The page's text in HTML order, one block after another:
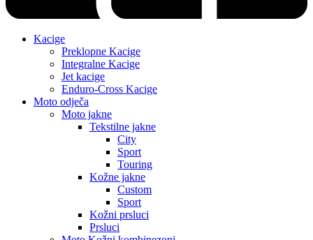
Kacige
Preklopne Kacige
Integralne Kacige
Jet kacige
Enduro-Cross Kacige
Moto odječa
Moto jakne
Tekstilne jakne
City
Sport
Touring
Kožne jakne
Custom
Sport
Kožni prsluci
Prsluci